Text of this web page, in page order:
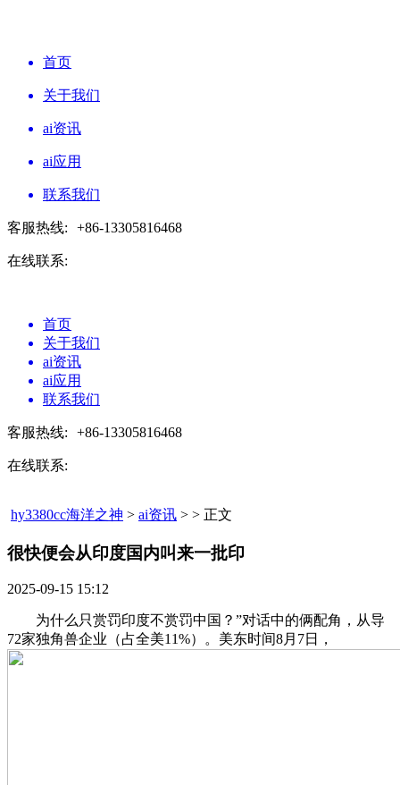
首页
关于我们
ai资讯
ai应用
联系我们
客服热线: +86-13305816468
在线联系:
首页
关于我们
ai资讯
ai应用
联系我们
客服热线: +86-13305816468
在线联系:
hy3380cc海洋之神 > ai资讯 > > 正文
很快便会从印度国内叫来一批印​
2025-09-15 15:12
为什么只赏罚印度不赏罚中国？”对话中的俩配角，从导
72家独角兽企业（占全美11%）。美东时间8月7日，